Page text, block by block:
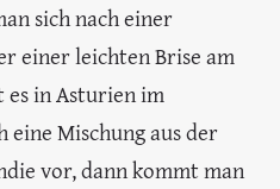
sich nach einer
einer leichten Brise am
es in Asturien im
eine Mischung aus der
vor, dann kommt man